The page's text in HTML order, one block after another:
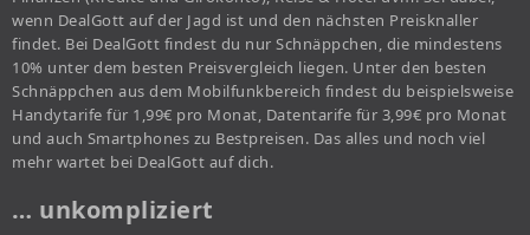
wenn DealGott auf der Jagd ist und den nächsten Preisknaller
findet. Bei DealGott findest du nur Schnäppchen, die mindestens
10% unter dem besten Preisvergleich liegen. Unter den besten
Schnäppchen aus dem Mobilfunkbereich findest du beispielsweise
Handytarife für 1,99€ pro Monat, Datentarife für 3,99€ pro Monat
und auch Smartphones zu Bestpreisen. Das alles und noch viel
mehr wartet bei DealGott auf dich.
… unkompliziert